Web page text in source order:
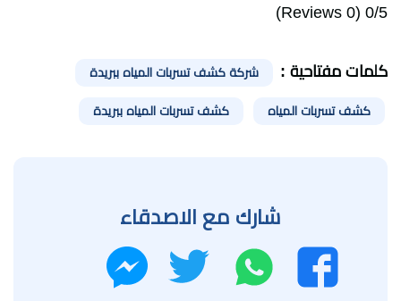
0/5
(0 Reviews)
كلمات مفتاحية : شركة كشف تسربات المياه ببريدة
كشف تسربات المياه كشف تسربات المياه ببريدة
شارك مع الاصدقاء
فيسبوك
واتساب تويتر